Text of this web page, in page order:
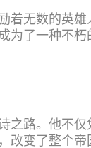
着无数的英
为了一种不
之路。他不
改变了整个